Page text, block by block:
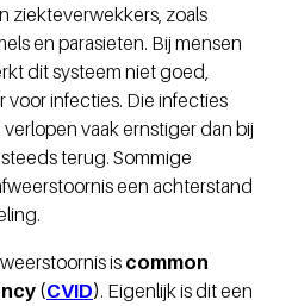
ziekteverwekkers, zoals
en parasieten. Bij mensen
dit systeem niet goed,
infecties. Die infecties
vaak ernstiger dan bij
terug. Sommige
een achterstand
is common
(CVID). Eigenlijk is dit een